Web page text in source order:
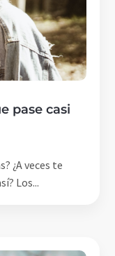
pase casi
¿A veces te
Los...